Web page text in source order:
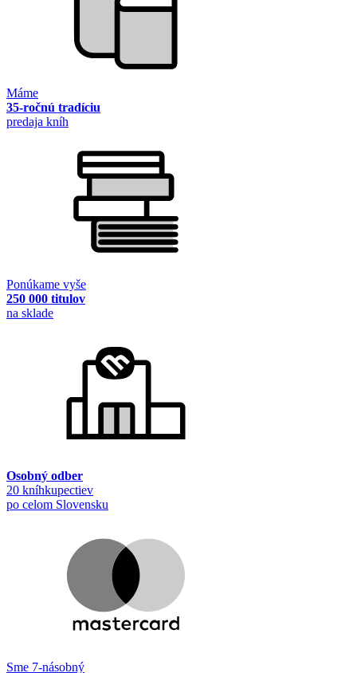
Máme
35-ročnú tradíciu
predaja kníh
Ponúkame vyše
250 000 titulov
na sklade
Osobný odber
20 kníhkupectiev
po celom Slovensku
Sme 7-násobný